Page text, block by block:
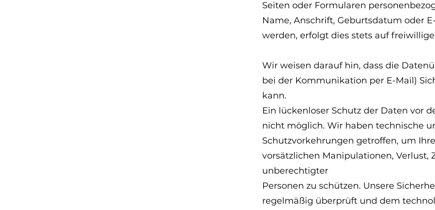
Seiten oder Formularen
Name, Anschrift, Geburtsdatum oder
werden, erfolgt dies stets auf
Wir weisen darauf hin, dass die
bei der Kommunikation per E-Mail)
kann.
Ein lückenloser Schutz der Daten vor
nicht möglich. Wir haben technische
Schutzvorkehrungen getroffen, um
vorsätzlichen Manipulationen, Verlust,
unberechtigter
Personen zu schützen. Unsere
regelmäßig überprüft und dem